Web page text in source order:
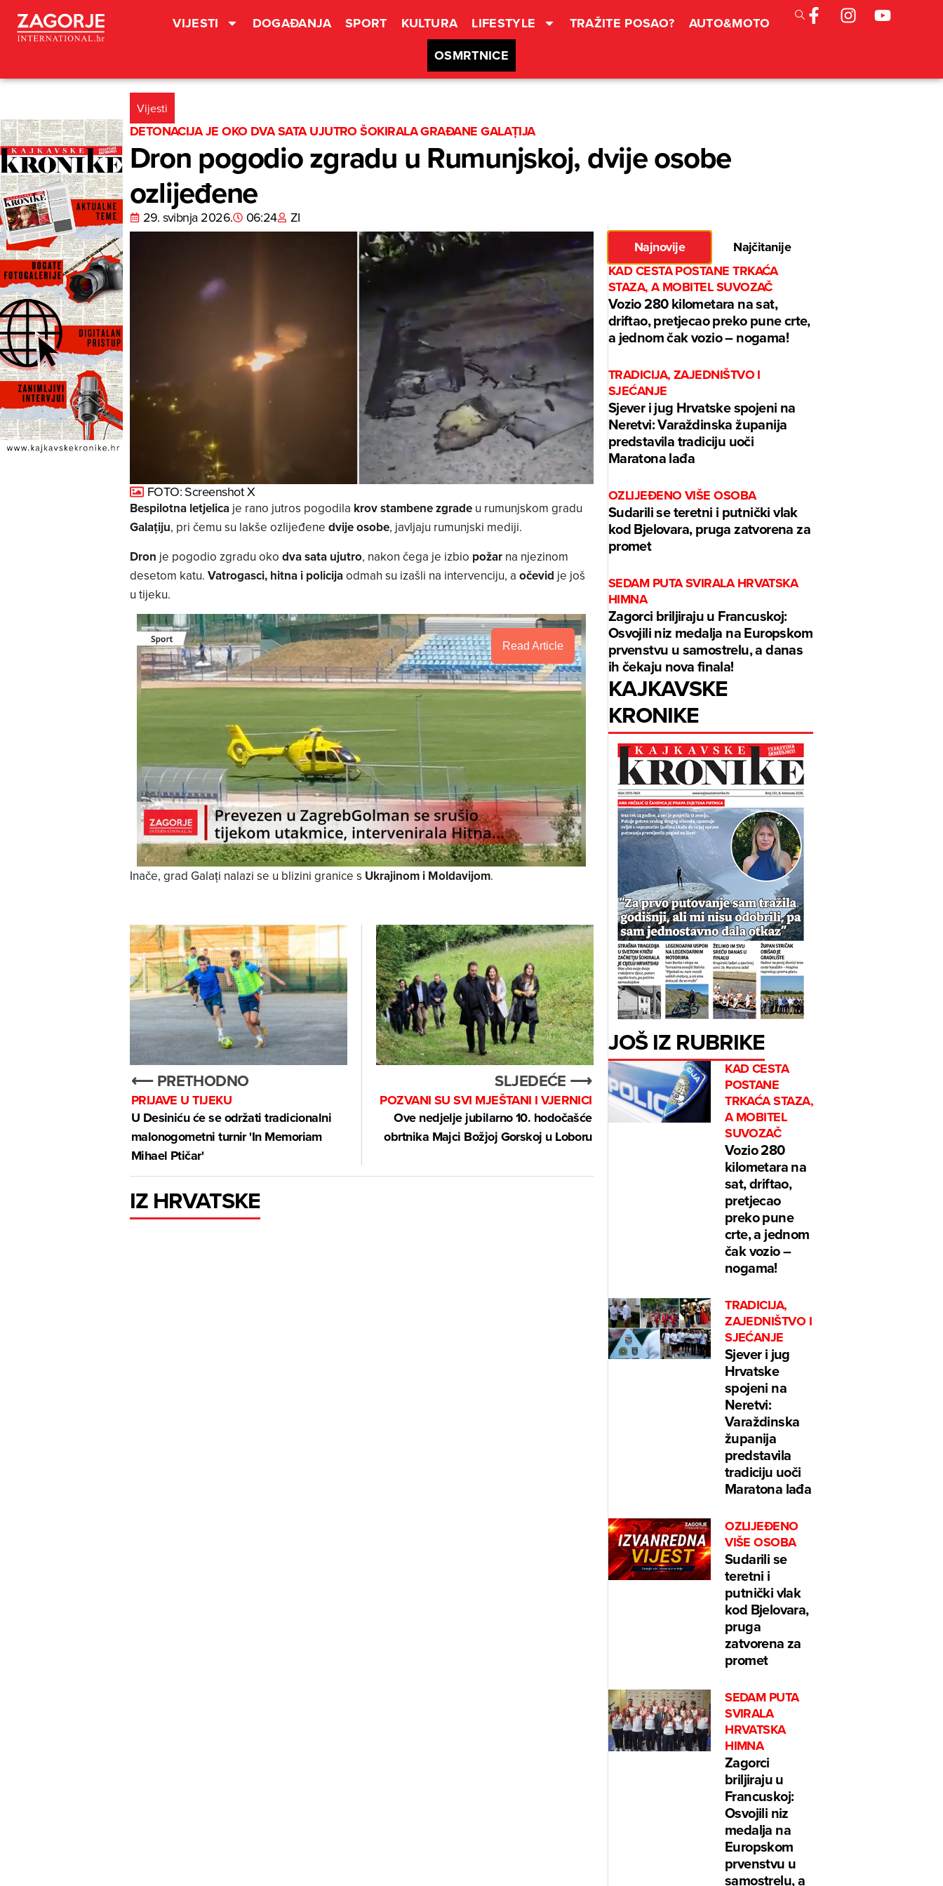
VIJESTI DOGAĐANJA SPORT KULTURA LIFESTYLE TRAŽITE POSAO?
AUTO&MOTO
OSMRTNICE
Vijesti
DETONACIJA JE OKO DVA SATA UJUTRO ŠOKIRALA GRAĐANE GALAȚIJA
Dron pogodio zgradu u Rumunjskoj, dvije osobe
ozlijeđene
29. svibnja 2026. 06:24 ZI
FOTO: Screenshot X
Bespilotna letjelicaje rano jutros pogodila krov stambene zgradeu rumunjskom gradu
Galațiju, pri čemu su lakše ozlijeđene dvije osobe, javljaju rumunjski mediji.
Dron je pogodio zgradu oko dva sata ujutro, nakon čega je izbio požarna njezinom
desetom katu. Vatrogasci, hitna i policijaodmah su izašli na intervenciju, a očevid je još
u tijeku.
Read Article
Inače, grad Galați nalazi se u blizini granice s Ukrajinom i Moldavijom.
⟵ PRETHODNO
PRIJAVE U TIJEKU
U Desiniću će se održati tradicionalni
malonogometni turnir 'In Memoriam
Mihael Ptičar'
SLJEDEĆE ⟶
POZVANI SU SVI MJEŠTANI I VJERNICI
Ove nedjelje jubilarno 10. hodočašće
obrtnika Majci Božjoj Gorskoj u Loboru
IZ HRVATSKE
Najnovije
Najčitanije
KAD CESTA POSTANE TRKAĆA
STAZA, A MOBITEL SUVOZAČ
Vozio 280 kilometara na sat,
driftao, pretjecao preko pune crte,
a jednom čak vozio – nogama!
TRADICIJA, ZAJEDNIŠTVO I
SJEĆANJE
Sjever i jug Hrvatske spojeni na
Neretvi: Varaždinska županija
predstavila tradiciju uoči
Maratona lađa
OZLIJEĐENO VIŠE OSOBA
Sudarili se teretni i putnički vlak
kod Bjelovara, pruga zatvorena za
promet
SEDAM PUTA SVIRALA HRVATSKA
HIMNA
Zagorci briljiraju u Francuskoj:
Osvojili niz medalja na Europskom
prvenstvu u samostrelu, a danas
ih čekaju nova finala!
KAJKAVSKE
KRONIKE
JOŠ IZ RUBRIKE
KAD CESTA
POSTANE
TRKAĆA STAZA,
A MOBITEL
SUVOZAČ
Vozio 280
kilometara na
sat, driftao,
pretjecao
preko pune
crte, a jednom
čak vozio –
nogama!
TRADICIJA,
ZAJEDNIŠTVO I
SJEĆANJE
Sjever i jug
Hrvatske
spojeni na
Neretvi:
Varaždinska
županija
predstavila
tradiciju uoči
Maratona lađa
OZLIJEĐENO
VIŠE OSOBA
Sudarili se
teretni i
putnički vlak
kod Bjelovara,
pruga
zatvorena za
promet
SEDAM PUTA
SVIRALA
HRVATSKA
HIMNA
Zagorci
briljiraju u
Francuskoj:
Osvojili niz
medalja na
Europskom
prvenstvu u
samostrelu, a